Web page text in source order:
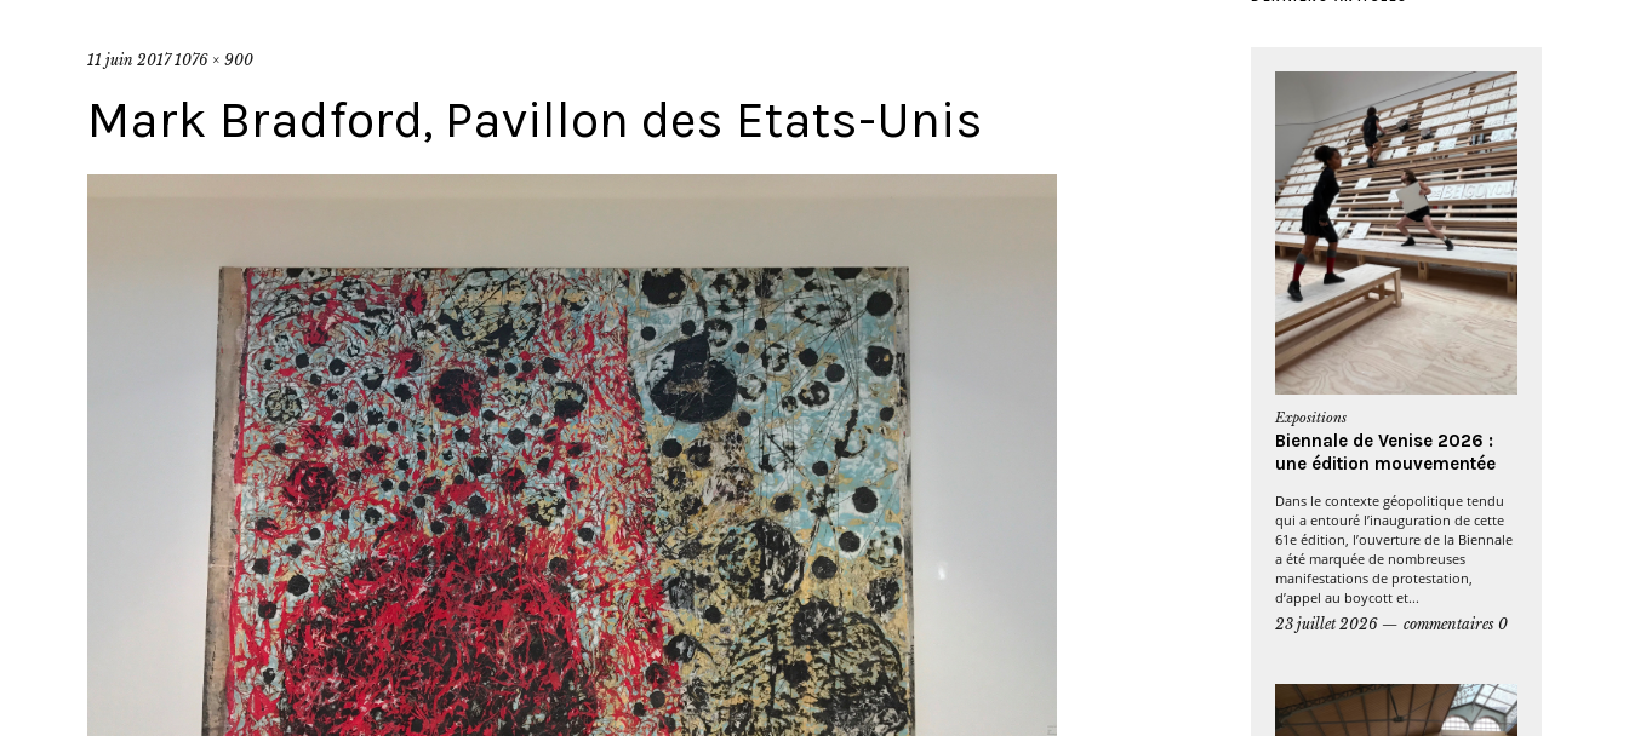
11 juin 2017 1076 × 900
Mark Bradford, Pavillon des Etats-Unis
Expositions
Biennale de Venise 2026 :
une édition mouvementée
Dans le contexte géopolitique tendu
qui a entouré l’inauguration de cette
61e édition, l’ouverture de la Biennale
a été marquée de nombreuses
manifestations de protestation,
d’appel au boycott et...
23 juillet 2026
commentaires 0